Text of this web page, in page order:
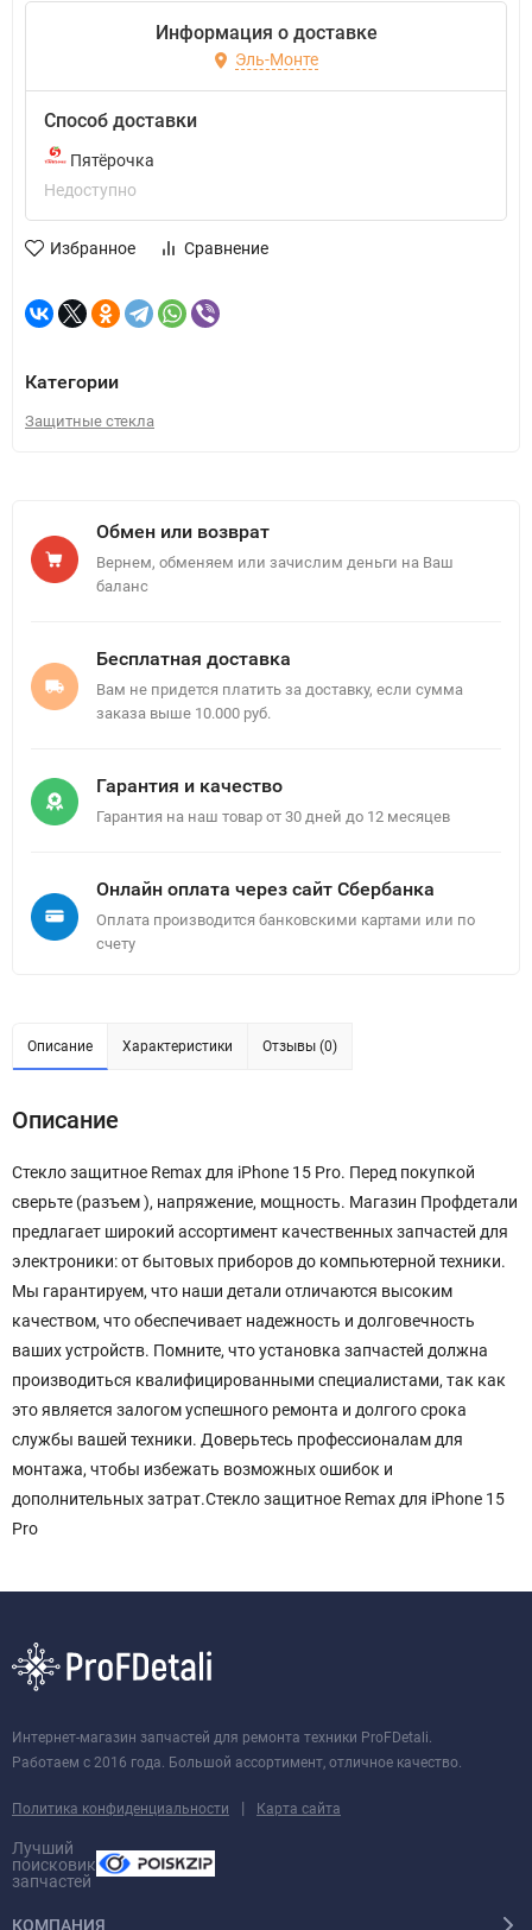
Информация о доставке
Эль-Монте
Способ доставки
Пятёрочка
Недоступно
Избранное Сравнение
Категории
Защитные стекла
Обмен или возврат
Вернем, обменяем или зачислим деньги на Ваш
баланс
Бесплатная доставка
Вам не придется платить за доставку, если сумма
заказа выше 10.000 руб.
Гарантия и качество
Гарантия на наш товар от 30 дней до 12 месяцев
Онлайн оплата через сайт Сбербанка
Оплата производится банковскими картами или по
счету
Описание Характеристики Отзывы (0)
Описание
Стекло защитное Remax для iPhone 15 Pro. Перед покупкой
сверьте (разъем ), напряжение, мощность. Магазин Профдетали
предлагает широкий ассортимент качественных запчастей для
электроники: от бытовых приборов до компьютерной техники.
Мы гарантируем, что наши детали отличаются высоким
качеством, что обеспечивает надежность и долговечность
ваших устройств. Помните, что установка запчастей должна
производиться квалифицированными специалистами, так как
это является залогом успешного ремонта и долгого срока
службы вашей техники. Доверьтесь профессионалам для
монтажа, чтобы избежать возможных ошибок и
дополнительных затрат.Стекло защитное Remax для iPhone 15
Pro
Интернет-магазин запчастей для ремонта техники ProFDetali.
Работаем с 2016 года. Большой ассортимент, отличное качество.
Политика конфиденциальности | Карта сайта
Лучший
поисковик
запчастей
КОМПАНИЯ